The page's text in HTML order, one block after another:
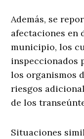
Además, se
afectaciones en
municipio, los
inspeccionados
los organismos
riesgos
de los
Situaciones